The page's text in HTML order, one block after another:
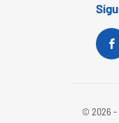
© 2026 -